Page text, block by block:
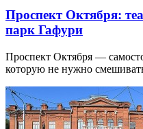
Проспект Октября:
парк Гафури
Проспект Октября —
которую не нужно